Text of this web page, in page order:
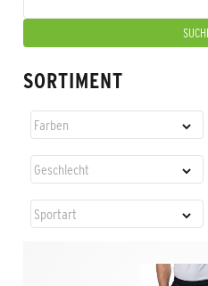
SORTIMENT